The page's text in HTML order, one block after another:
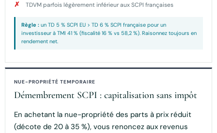
TDVM parfois légèrement inférieur aux SCPI françaises
Règle : un TD 5 % SCPI EU > TD 6 % SCPI française pour un
investisseur à TMI 41 % (fiscalité 16 % vs 58,2 %). Raisonnez toujours en
rendement net.
NUE-PROPRIÉTÉ TEMPORAIRE
Démembrement SCPI : capitalisation sans impôt
En achetant la nue-propriété des parts à prix réduit
(décote de 20 à 35 %), vous renoncez aux revenus